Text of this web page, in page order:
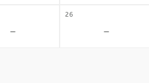
26
-
-